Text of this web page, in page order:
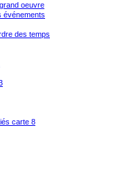
oeuvre
événements
des temps
carte 8